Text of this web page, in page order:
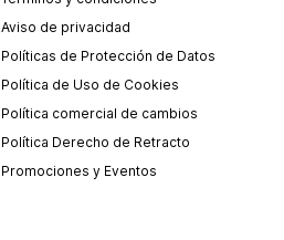
Aviso de privacidad
Políticas de Protección de Datos
Política de Uso de Cookies
Política comercial de cambios
Política Derecho de Retracto
Promociones y Eventos